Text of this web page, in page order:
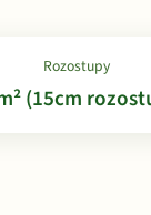
Rozostupy
(15cm